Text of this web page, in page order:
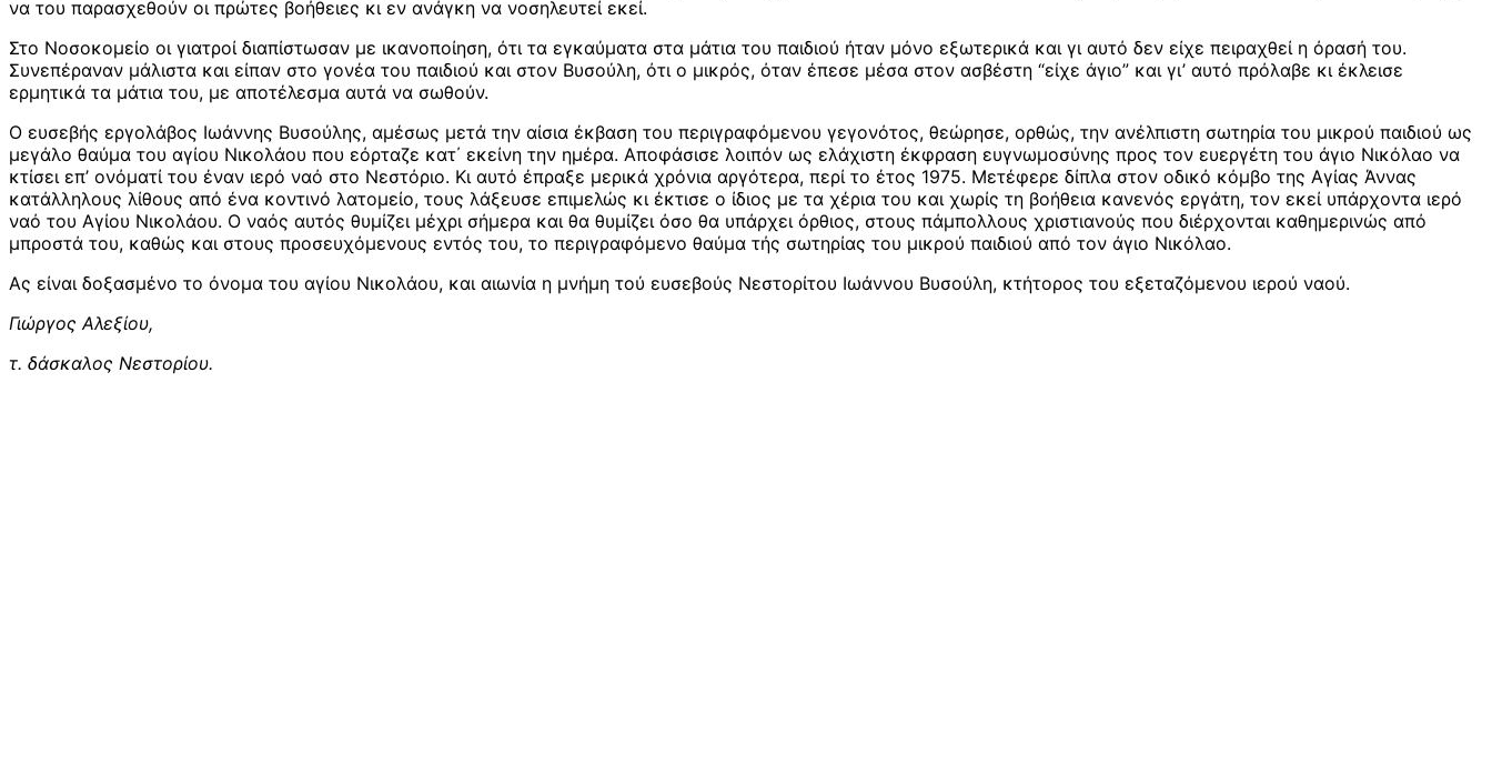
να του παρασχεθούν οι πρώτες βοήθειες κι εν ανάγκη να νοσηλευτεί εκεί.
Στο Νοσοκομείο οι γιατροί διαπίστωσαν με ικανοποίηση, ότι τα εγκαύματα στα μάτια του παιδιού ήταν μόνο εξωτερικά και γι αυτό δεν είχε πειραχθεί η όρασή του.
Συνεπέραναν μάλιστα και είπαν στο γονέα του παιδιού και στον Βυσούλη, ότι ο μικρός, όταν έπεσε μέσα στον ασβέστη “είχε άγιο” και γι’ αυτό πρόλαβε κι έκλεισε
ερμητικά τα μάτια του, με αποτέλεσμα αυτά να σωθούν.
Ο ευσεβής εργολάβος Ιωάννης Βυσούλης, αμέσως μετά την αίσια έκβαση του περιγραφόμενου γεγονότος, θεώρησε, ορθώς, την ανέλπιστη σωτηρία του μικρού παιδιού ως
μεγάλο θαύμα του αγίου Νικολάου που εόρταζε κατ΄ εκείνη την ημέρα. Αποφάσισε λοιπόν ως ελάχιστη έκφραση ευγνωμοσύνης προς τον ευεργέτη του άγιο Νικόλαο να
κτίσει επ’ ονόματί του έναν ιερό ναό στο Νεστόριο. Κι αυτό έπραξε μερικά χρόνια αργότερα, περί το έτος 1975. Μετέφερε δίπλα στον οδικό κόμβο της Αγίας Άννας
κατάλληλους λίθους από ένα κοντινό λατομείο, τους λάξευσε επιμελώς κι έκτισε ο ίδιος με τα χέρια του και χωρίς τη βοήθεια κανενός εργάτη, τον εκεί υπάρχοντα ιερό
ναό του Αγίου Νικολάου. Ο ναός αυτός θυμίζει μέχρι σήμερα και θα θυμίζει όσο θα υπάρχει όρθιος, στους πάμπολλους χριστιανούς που διέρχονται καθημερινώς από
μπροστά του, καθώς και στους προσευχόμενους εντός του, το περιγραφόμενο θαύμα τής σωτηρίας του μικρού παιδιού από τον άγιο Νικόλαο.
Ας είναι δοξασμένο το όνομα του αγίου Νικολάου, και αιωνία η μνήμη τού ευσεβούς Νεστορίτου Ιωάννου Βυσούλη, κτήτορος του εξεταζόμενου ιερού ναού.
Γιώργος Αλεξίου,
τ. δάσκαλος Νεστορίου.